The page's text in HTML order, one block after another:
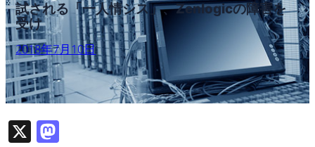
試される「一人情シス」、Zenlogicの障害を
受け
2018年7月10日
X